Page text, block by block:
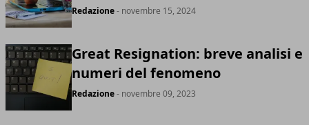
Redazione- novembre 15, 2024
Great Resignation: breve analisi e
numeri del fenomeno
Redazione- novembre 09, 2023